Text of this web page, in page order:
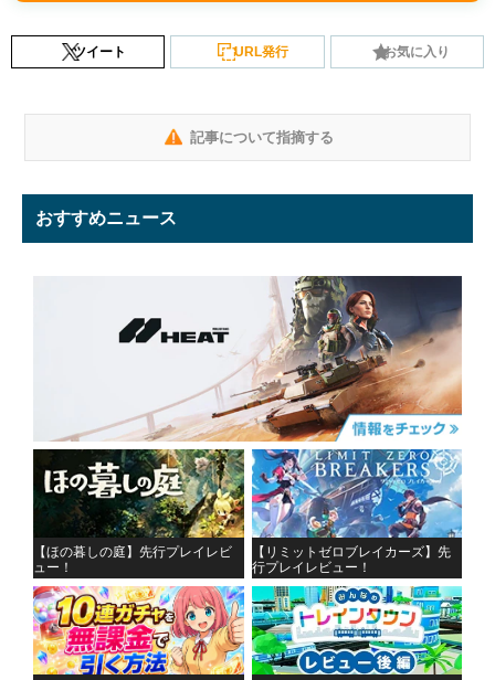
ツイート URL発行 お気に入り
記事について指摘する
おすすめニュース
【ほの暮しの庭】先行プレイレビ
ュー！
【リミットゼロブレイカーズ】先
行プレイレビュー！